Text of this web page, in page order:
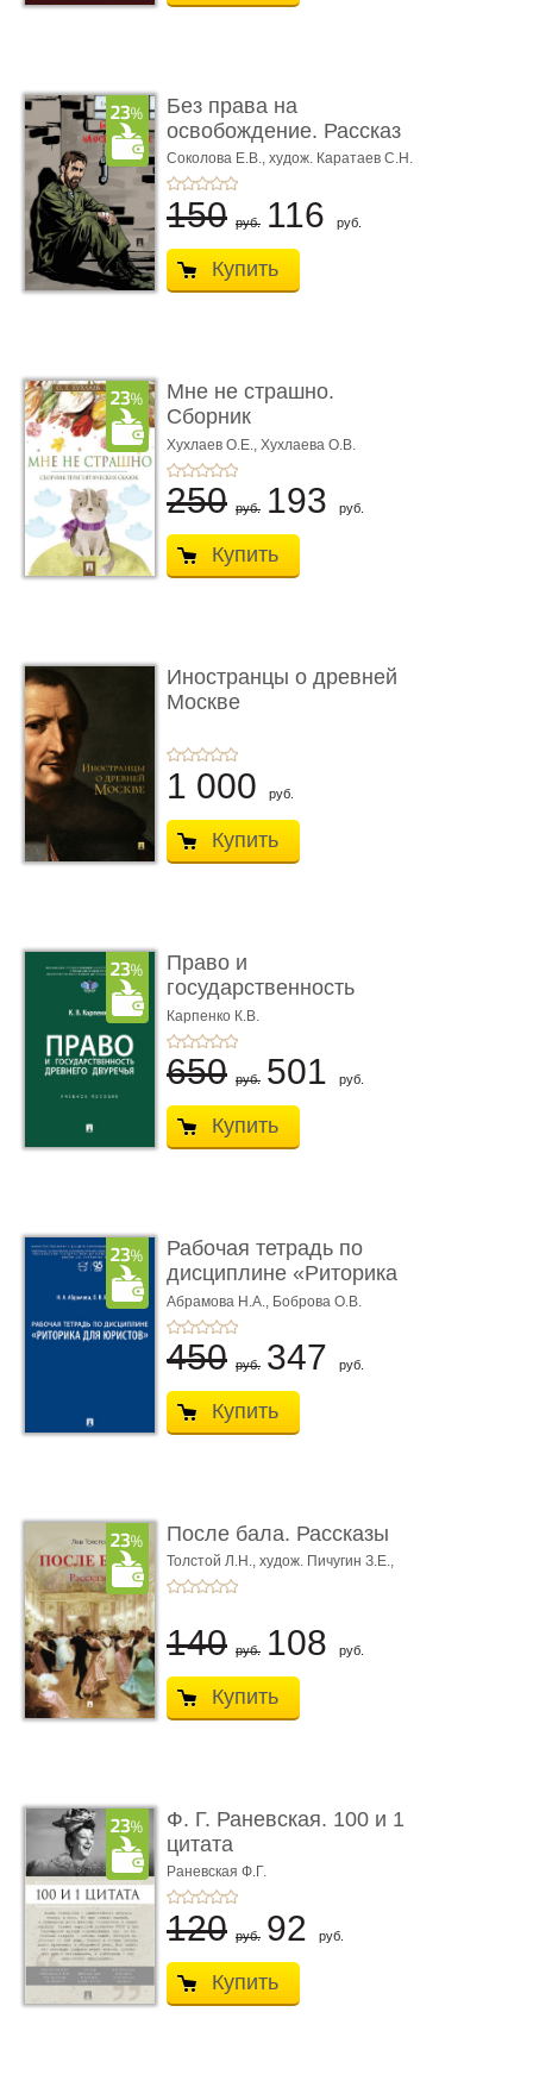
Без права на
освобождение. Рассказ
Соколова Е.В., худож. Каратаев С.Н.
150 руб. 116 руб.
Купить
Мне не страшно.
Сборник
терапевтических
сказо� ...
Хухлаев О.Е., Хухлаева О.В.
250 руб. 193 руб.
Купить
Иностранцы о древней
Москве
1 000 руб.
Купить
Право и
государственность
Древнего Двуречья. �
...
Карпенко К.В.
650 руб. 501 руб.
Купить
Рабочая тетрадь по
дисциплине «Риторика
для ю� ...
Абрамова Н.А., Боброва О.В.
450 руб. 347 руб.
Купить
После бала. Рассказы
Толстой Л.Н., худож. Пичугин З.Е.,
худож. Лебедев А.И.,
140 руб. 108 руб.
Купить
Ф. Г. Раневская. 100 и 1
цитата
Раневская Ф.Г.
120 руб. 92 руб.
Купить